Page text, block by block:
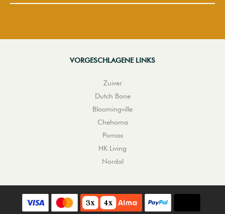
VORGESCHLAGENE LINKS
Zuiver
Dutch Bone
Bloomingville
Chehoma
Pomax
HK Living
Nordal